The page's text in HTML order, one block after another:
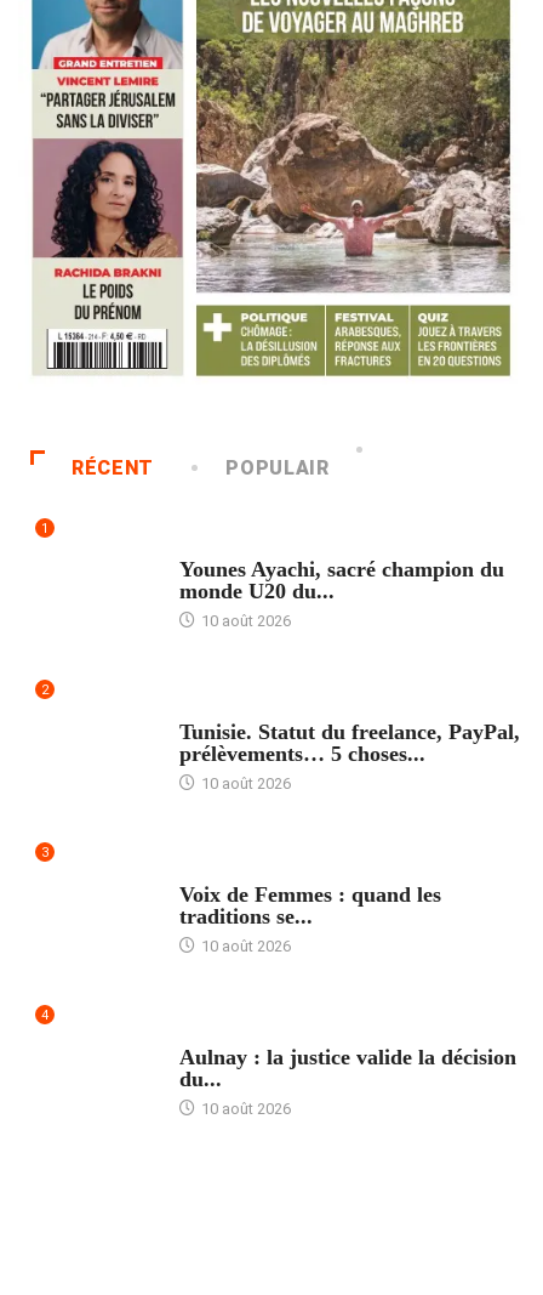
RÉCENT POPULAIR
1
Younes Ayachi, sacré champion du
monde U20 du...
10 août 2026
2
Tunisie. Statut du freelance, PayPal,
prélèvements… 5 choses...
10 août 2026
3
Voix de Femmes : quand les
traditions se...
10 août 2026
4
Aulnay : la justice valide la décision
du...
10 août 2026